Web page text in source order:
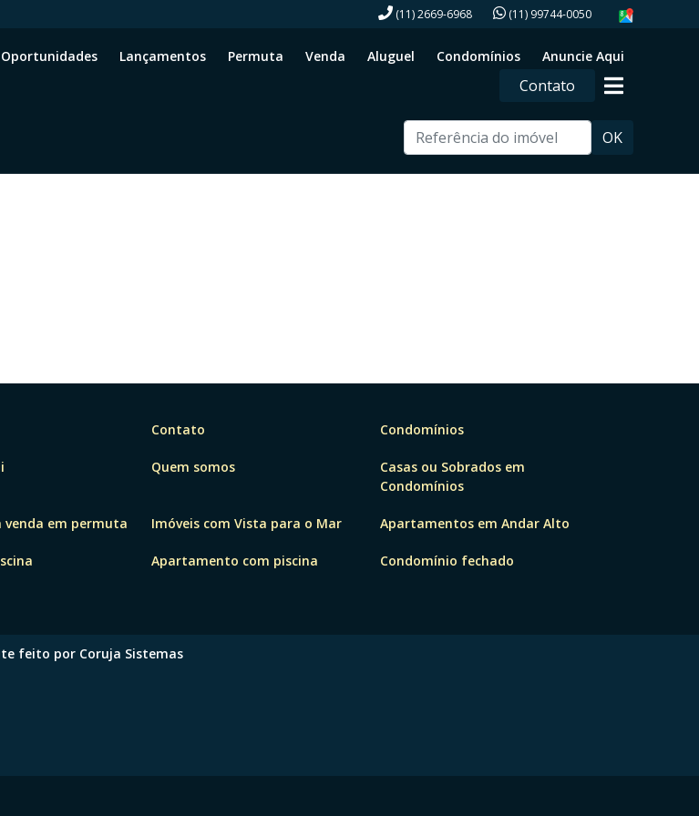
(11) 2669-6968 (11) 99744-0050
Oportunidades Lançamentos Permuta Venda Aluguel Condomínios Anuncie Aqui
Contato
OK
Contato Condomínios
Quem somos
Casas ou Sobrados em
Condomínios
venda em permuta Imóveis com Vista para o Mar Apartamentos em Andar Alto
Apartamento com piscina Condomínio fechado
feito por Coruja Sistemas